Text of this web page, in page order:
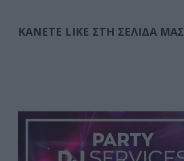
ΚΆΝΕΤΕ LIKE ΣΤΗ ΣΕΛΊΔΑ ΜΑΣ